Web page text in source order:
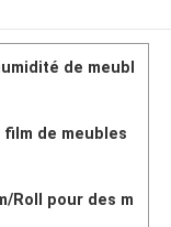
de meubl
de meubles
Roll pour des m